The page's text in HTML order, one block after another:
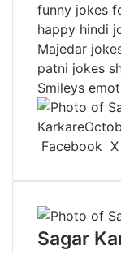
funny jokes
happy hindi
Majedar
patni jokes
Smileys
Karkare
Facebook X
Sagar